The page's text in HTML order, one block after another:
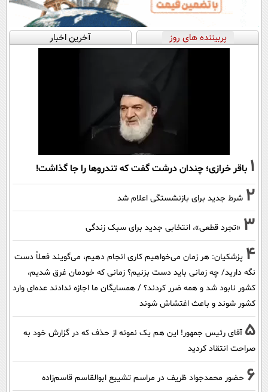
پربیننده های روز آخرین اخبار
1 باقر خرازی؛ چندان درشت گفت که تندروها را جا گذاشت!
2 شرط جدید برای بازنشستگی اعلام شد
3 «تجرد قطعی»، انتخابی جدید برای سبک زندگی
4 پزشکیان: هر زمان می‌خواهیم کاری انجام دهیم، می‌گویند فعلاً دست
نگه دارید/ چه زمانی باید دست بزنیم؟ زمانی که خودمان غرق شدیم،
کشور نابود شد و همه ضرر کردند؟ / همسایگان ما اجازه ندادند عده‌ای وارد
کشور شوند و باعث اغتشاش شوند
5 آقای رئیس جمهور! این هم یک نمونه از حذف که در گزارش خود به
صراحت انتقاد کردید
6 حضور محمدجواد ظریف در مراسم تشییع ابوالقاسم قاسم‌زاده